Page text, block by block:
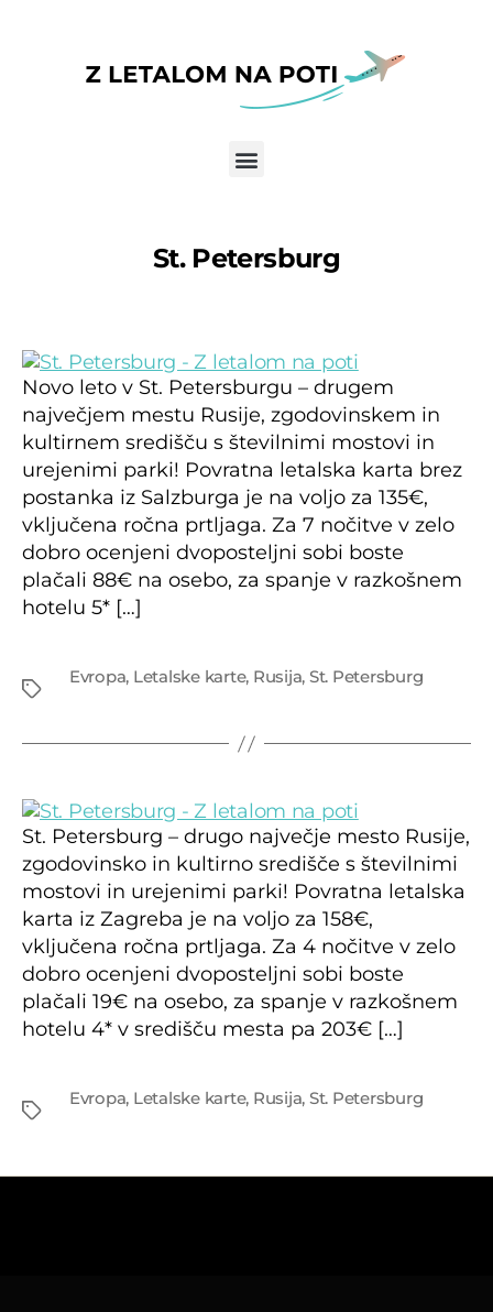
St. Petersburg
Novo leto v St. Petersburgu – drugem
največjem mestu Rusije, zgodovinskem in
kultirnem središču s številnimi mostovi in
urejenimi parki! Povratna letalska karta brez
postanka iz Salzburga je na voljo za 135€,
vključena ročna prtljaga. Za 7 nočitve v zelo
dobro ocenjeni dvoposteljni sobi boste
plačali 88€ na osebo, za spanje v razkošnem
hotelu 5* […]
Evropa, Letalske karte, Rusija, St. Petersburg
St. Petersburg – drugo največje mesto Rusije,
zgodovinsko in kultirno središče s številnimi
mostovi in urejenimi parki! Povratna letalska
karta iz Zagreba je na voljo za 158€,
vključena ročna prtljaga. Za 4 nočitve v zelo
dobro ocenjeni dvoposteljni sobi boste
plačali 19€ na osebo, za spanje v razkošnem
hotelu 4* v središču mesta pa 203€ […]
Evropa, Letalske karte, Rusija, St. Petersburg